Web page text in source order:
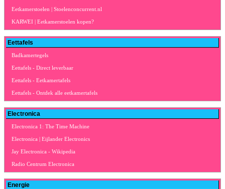
Eetkamerstoelen | Stoelenconcurrent.nl
KARWEI | Eetkamerstoelen kopen?
Eettafels
Badkamertegels
Eettafels - Direct leverbaar
Eettafels - Eetkamertafels
Eettafels - Ontdek alle eetkamertafels
Electronica
Electronica 1: The Time Machine
Electronica | Eijlander Electronics
Jay Electronica - Wikipedia
Radio Centrum Electronica
Energie